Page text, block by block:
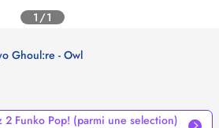
1/1
Ghoul:re - Owl
Funko Pop! (parmi une selection)